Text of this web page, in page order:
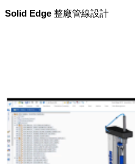
Solid Edge 整廠管線設計